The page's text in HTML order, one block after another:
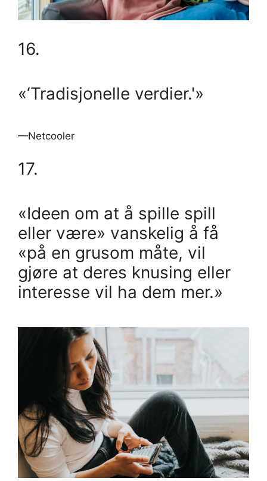
16.
«‘Tradisjonelle verdier.'»
—Netcooler
17.
«Ideen om at å spille spill
eller være» vanskelig å få
«på en grusom måte, vil
gjøre at deres knusing eller
interesse vil ha dem mer.»